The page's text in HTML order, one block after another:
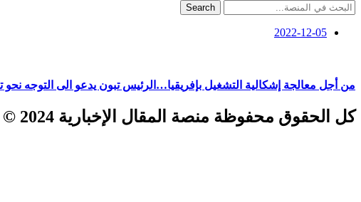
Search
2022-12-05
من أجل معالجة إشكالية التشغيل بإفريقيا…الرئيس تبون يدعو الى التوجه نحو
كل الحقوق محفوظة منصة المقال الإخبارية 2024 ©